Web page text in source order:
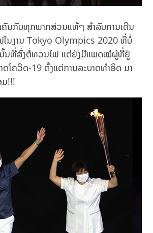
ຄັນກັບທຸກພາກສ່ວນແທ້ໆ ສຳລັບການເດີນ
ນງານ Tokyo Olympics 2020 ທີ່ບໍ່
ານັ້ນທີ່ສົ່ງຕໍ່ທວນໄຟ ແຕ່ຍັງມີແພດໝໍຜູ້ທີ່ຢູ່
ໂຄວິດ-19 ຕັ້ງແຕ່ການລະບາດທຳອິດ ມາ
!!!